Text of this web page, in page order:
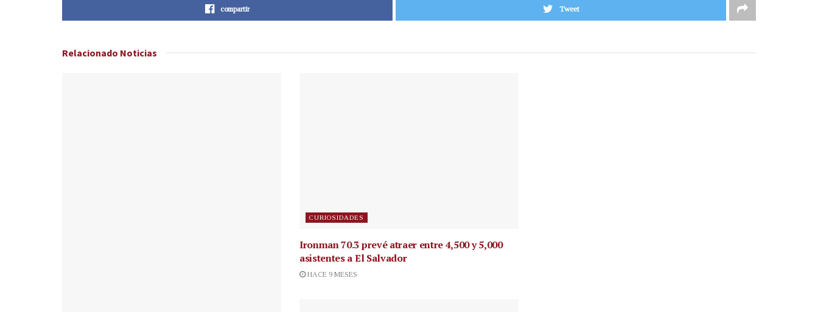
compartir Tweet
Relacionado Noticias
CURIOSIDADES
Ironman 70.3 prevé atraer entre 4,500 y 5,000
asistentes a El Salvador
HACE 9 MESES